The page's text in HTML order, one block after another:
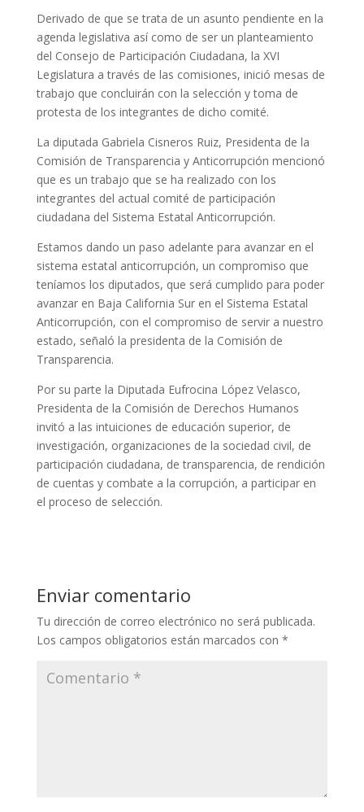
Derivado de que se trata de un asunto pendiente en la
agenda legislativa así como de ser un planteamiento
del Consejo de Participación Ciudadana, la XVI
Legislatura a través de las comisiones, inició mesas de
trabajo que concluirán con la selección y toma de
protesta de los integrantes de dicho comité.
La diputada Gabriela Cisneros Ruiz, Presidenta de la
Comisión de Transparencia y Anticorrupción mencionó
que es un trabajo que se ha realizado con los
integrantes del actual comité de participación
ciudadana del Sistema Estatal Anticorrupción.
Estamos dando un paso adelante para avanzar en el
sistema estatal anticorrupción, un compromiso que
teníamos los diputados, que será cumplido para poder
avanzar en Baja California Sur en el Sistema Estatal
Anticorrupción, con el compromiso de servir a nuestro
estado, señaló la presidenta de la Comisión de
Transparencia.
Por su parte la Diputada Eufrocina López Velasco,
Presidenta de la Comisión de Derechos Humanos
invitó a las intuiciones de educación superior, de
investigación, organizaciones de la sociedad civil, de
participación ciudadana, de transparencia, de rendición
de cuentas y combate a la corrupción, a participar en
el proceso de selección.
Enviar comentario
Tu dirección de correo electrónico no será publicada.
Los campos obligatorios están marcados con *